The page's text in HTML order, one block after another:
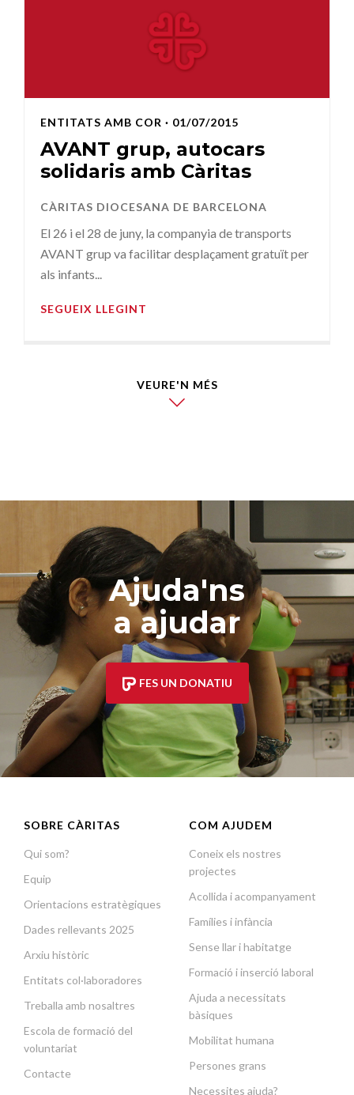
ENTITATS AMB COR · 01/07/2015
AVANT grup, autocars
solidaris amb Càritas
CÀRITAS DIOCESANA DE BARCELONA
El 26 i el 28 de juny, la companyia de transports
AVANT grup va facilitar desplaçament gratuït per
als infants...
SEGUEIX LLEGINT
VEURE'N MÉS
Ajuda'ns
a ajudar
FES UN DONATIU
SOBRE CÀRITAS
Qui som?
Equip
Orientacions estratègiques
Dades rellevants 2025
Arxiu històric
Entitats col·laboradores
Treballa amb nosaltres
Escola de formació del
voluntariat
Contacte
COM AJUDEM
Coneix els nostres
projectes
Acollida i acompanyament
Famílies i infància
Sense llar i habitatge
Formació i inserció laboral
Ajuda a necessitats
bàsiques
Mobilitat humana
Persones grans
Necessites ajuda?